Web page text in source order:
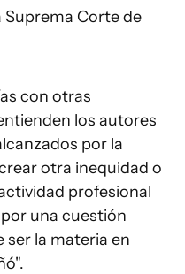
Corte de
con otras
los autores
por la
otra inequidad o
profesional
una cuestión
ser la materia en